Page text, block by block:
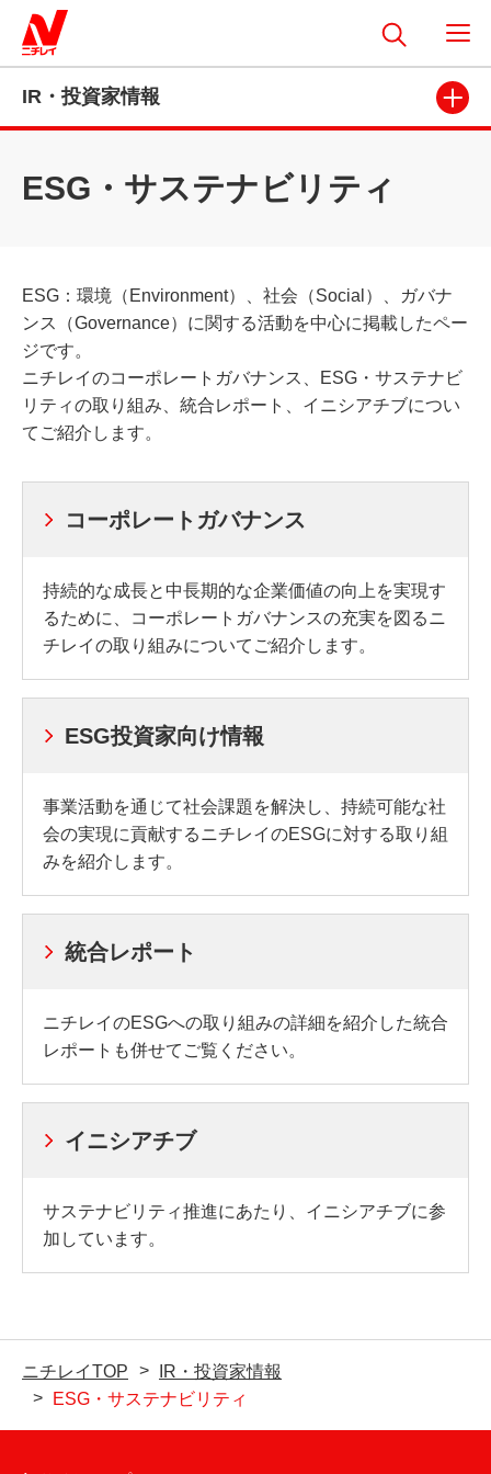
IR・投資家情報
ESG・サステナビリティ
ESG：環境（Environment）、社会（Social）、ガバナ
ンス（Governance）に関する活動を中心に掲載したペー
ジです。
ニチレイのコーポレートガバナンス、ESG・サステナビ
リティの取り組み、統合レポート、イニシアチブについ
てご紹介します。
コーポレートガバナンス
持続的な成長と中長期的な企業価値の向上を実現す
るために、コーポレートガバナンスの充実を図るニ
チレイの取り組みについてご紹介します。
ESG投資家向け情報
事業活動を通じて社会課題を解決し、持続可能な社
会の実現に貢献するニチレイのESGに対する取り組
みを紹介します。
統合レポート
ニチレイのESGへの取り組みの詳細を紹介した統合
レポートも併せてご覧ください。
イニシアチブ
サステナビリティ推進にあたり、イニシアチブに参
加しています。
ニチレイTOP
IR・投資家情報
ESG・サステナビリティ